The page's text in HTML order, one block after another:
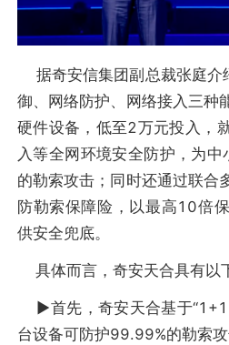
据奇安信集团副总裁张庭介
御、网络防护、网络接入三种
硬件设备，低至2万元投入，
入等全网环境安全防护，为
的勒索攻击；同时还通过联合
防勒索保障险，以最高10倍
供安全兜底。
具体而言，奇安天合具有以
▶︎首先，奇安天合基于
台设备可防护99.99%的勒索攻